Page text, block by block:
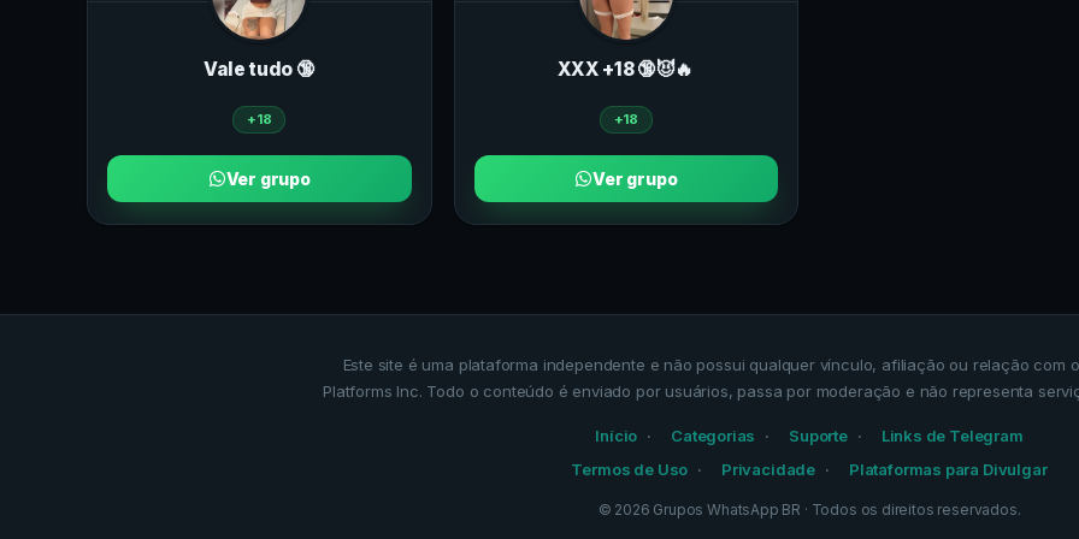
Vale tudo 🔞
+18
Ver grupo
ХXХ +18 🔞😈🔥
+18
Ver grupo
Este site é uma plataforma independente e não possui qualquer vínculo, afiliação ou relação com
Platforms Inc. Todo o conteúdo é enviado por usuários, passa por moderação e não representa
Início Categorias Suporte
Links de Telegram
Termos de Uso
Privacidade Plataformas para Divulgar
© 2026 Grupos WhatsApp BR · Todos os direitos reservados.